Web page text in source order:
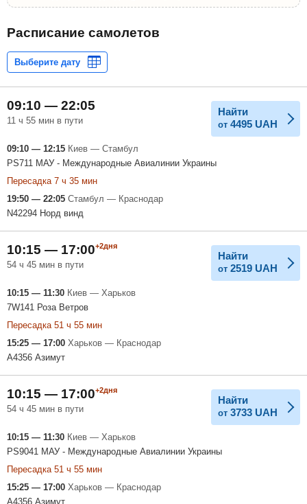
Расписание самолетов
09:10 — 22:05
11 ч 55 мин в пути
Найти
от 4495 UAH
09:10 — 12:15 Киев — Стамбул
PS711 МАУ - Международные Авиалинии Украины
Пересадка 7 ч 35 мин
19:50 — 22:05 Стамбул — Краснодар
N42294 Норд винд
10:15 — 17:00+2дня
54 ч 45 мин в пути
Найти
от 2519 UAH
10:15 — 11:30 Киев — Харьков
7W141 Роза Ветров
Пересадка 51 ч 55 мин
15:25 — 17:00 Харьков — Краснодар
A4356 Азимут
10:15 — 17:00+2дня
54 ч 45 мин в пути
Найти
от 3733 UAH
10:15 — 11:30 Киев — Харьков
PS9041 МАУ - Международные Авиалинии Украины
Пересадка 51 ч 55 мин
15:25 — 17:00 Харьков — Краснодар
A4356 Азимут